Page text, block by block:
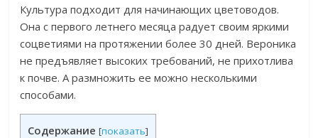
Культура подходит для начинающих цветоводов.
Она с первого летнего месяца радует своим яркими
соцветиями на протяжении более 30 дней. Вероника
не предъявляет высоких требований, не прихотлива
к почве. А размножить ее можно несколькими
способами.
Содержание [показать]